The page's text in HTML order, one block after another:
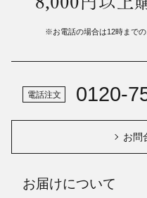
※お電話の場合は12時までの
電話注文 0120-
お問
お届けについて